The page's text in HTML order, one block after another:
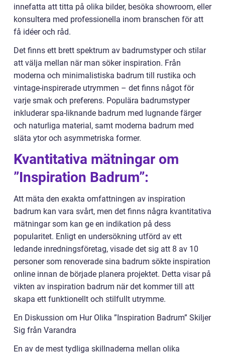
innefatta att titta på olika bilder, besöka showroom, eller
konsultera med professionella inom branschen för att
få idéer och råd.
Det finns ett brett spektrum av badrumstyper och stilar
att välja mellan när man söker inspiration. Från
moderna och minimalistiska badrum till rustika och
vintage-inspirerade utrymmen – det finns något för
varje smak och preferens. Populära badrumstyper
inkluderar spa-liknande badrum med lugnande färger
och naturliga material, samt moderna badrum med
släta ytor och asymmetriska former.
Kvantitativa mätningar om
”Inspiration Badrum”:
Att mäta den exakta omfattningen av inspiration
badrum kan vara svårt, men det finns några kvantitativa
mätningar som kan ge en indikation på dess
popularitet. Enligt en undersökning utförd av ett
ledande inredningsföretag, visade det sig att 8 av 10
personer som renoverade sina badrum sökte inspiration
online innan de började planera projektet. Detta visar på
vikten av inspiration badrum när det kommer till att
skapa ett funktionellt och stilfullt utrymme.
En Diskussion om Hur Olika ”Inspiration Badrum” Skiljer
Sig från Varandra
En av de mest tydliga skillnaderna mellan olika